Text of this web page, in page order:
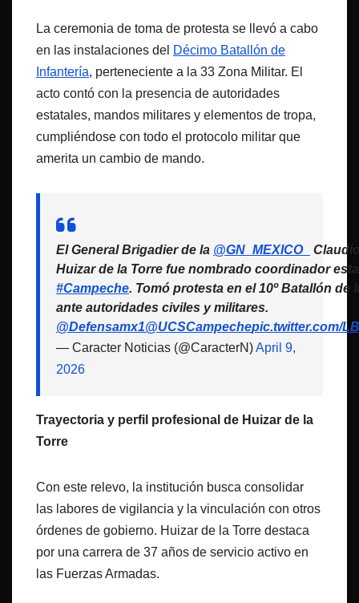
La ceremonia de toma de protesta se llevó a cabo
en las instalaciones del Décimo Batallón de
Infantería, perteneciente a la 33 Zona Militar. El
acto contó con la presencia de autoridades
estatales, mandos militares y elementos de tropa,
cumpliéndose con todo el protocolo militar que
amerita un cambio de mando.
El General Brigadier de la @GN_MEXICO_
Huizar de la Torre fue nombrado coordinador
#Campeche. Tomó protesta en el 10º Batallón de
ante autoridades civiles y militares.
@Defensamx1@UCSCampechepic.twitter.com/
— Caracter Noticias (@CaracterN)April 9,
2026
Trayectoria y perfil profesional de Huizar de la
Torre
Con este relevo, la institución busca consolidar
las labores de vigilancia y la vinculación con otros
órdenes de gobierno. Huizar de la Torre destaca
por una carrera de 37 años de servicio activo en
las Fuerzas Armadas.